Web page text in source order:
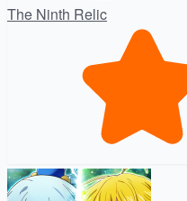
The Ninth Relic